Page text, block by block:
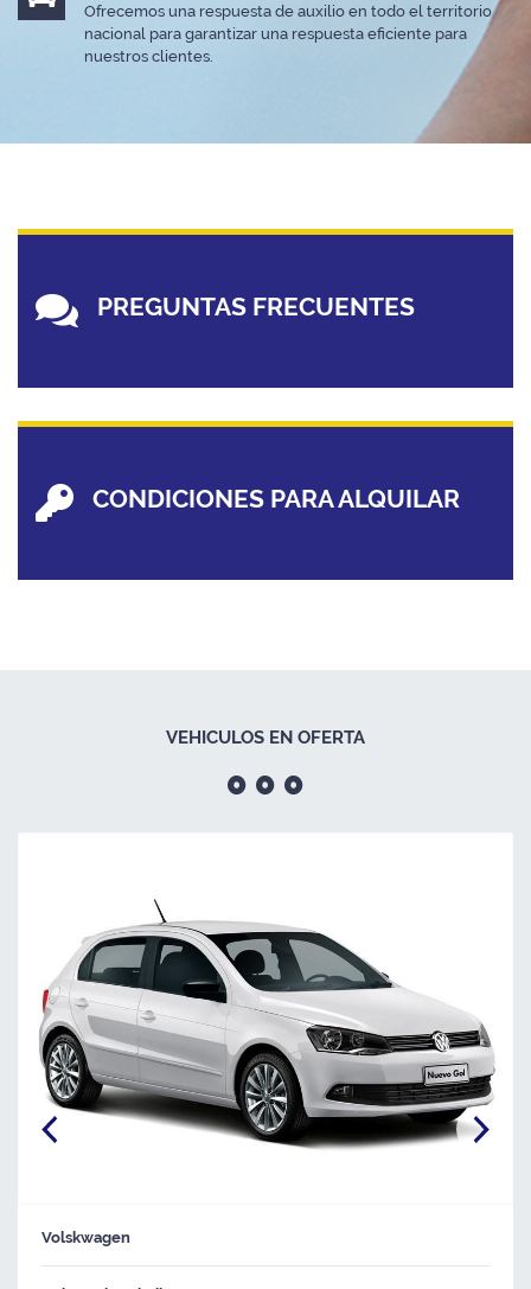
Ofrecemos una respuesta de auxilio en todo el territorio
nacional para garantizar una respuesta eficiente para
nuestros clientes.
PREGUNTAS FRECUENTES
CONDICIONES PARA ALQUILAR
VEHICULOS EN OFERTA
Volskwagen